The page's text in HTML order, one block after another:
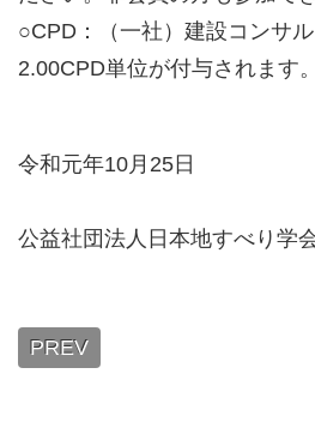
○CPD：（一社）建設コンサ
2.00CPD単位が付与されます。
令和元年10月25日
公益社団法人日本地すべり学
PREV